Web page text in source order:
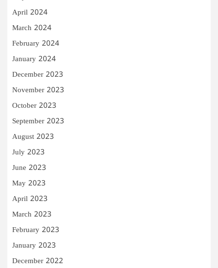
April 2024
March 2024
February 2024
January 2024
December 2023
November 2023
October 2023
September 2023
August 2023
July 2023
June 2023
May 2023
April 2023
March 2023
February 2023
January 2023
December 2022